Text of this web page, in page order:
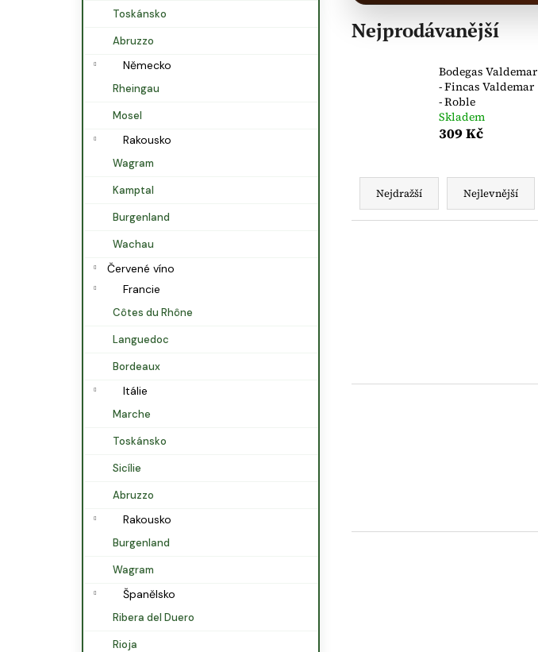
Toskánsko
Abruzzo
Německo
Rheingau
Mosel
Rakousko
Wagram
Kamptal
Burgenland
Wachau
Červené víno
Francie
Côtes du Rhône
Languedoc
Bordeaux
Itálie
Marche
Toskánsko
Sicílie
Abruzzo
Rakousko
Burgenland
Wagram
Španělsko
Ribera del Duero
Rioja
Nejprodávanější
Bodegas Valdemar
- Fincas Valdemar
- Roble
Skladem
309 Kč
Ř
z
u
Nejdražší Nejlevnější
o